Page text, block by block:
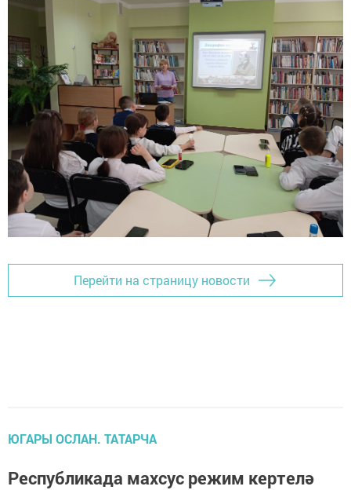
Перейти на страницу новости
ЮГАРЫ ОСЛАН. ТАТАРЧА
Республикада махсус режим кертелә